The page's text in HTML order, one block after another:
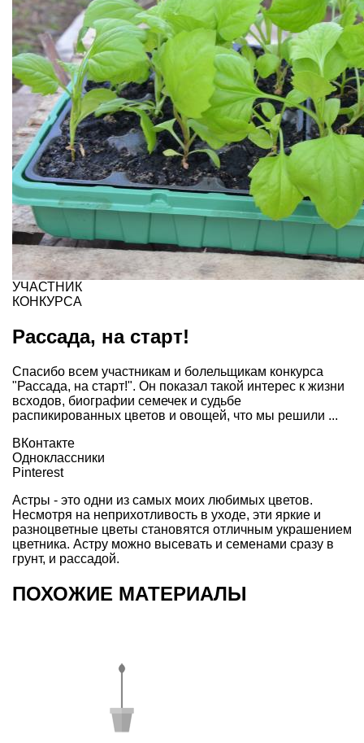
УЧАСТНИК
КОНКУРСА
Рассада, на старт!
Спасибо всем участникам и болельщикам конкурса
"Рассада, на старт!". Он показал такой интерес к жизни
всходов, биографии семечек и судьбе
распикированных цветов и овощей, что мы решили ...
ВКонтакте
Одноклассники
Pinterest
Астры - это одни из самых моих любимых цветов.
Несмотря на неприхотливость в уходе, эти яркие и
разноцветные цветы становятся отличным украшением
цветника. Астру можно высевать и семенами сразу в
грунт, и рассадой.
ПОХОЖИЕ МАТЕРИАЛЫ